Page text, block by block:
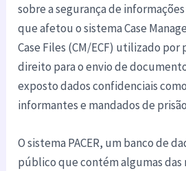
sobre a segurança de informações
que afetou o sistema Case
Case Files (CM/ECF) utilizado por
direito para o envio de
exposto dados confidenciais
informantes e mandados de
O sistema PACER, um banco de
público que contém algumas das